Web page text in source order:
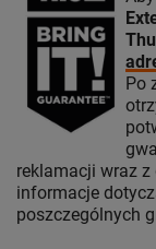
Po
reklamacji wraz
informacje
poszczególnych